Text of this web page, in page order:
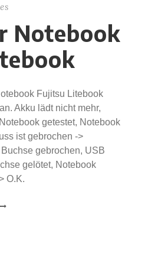
Notebook
Fujitsu Litebook
Akku lädt nicht mehr,
getestet, Notebook
ist gebrochen ->
gebrochen, USB
gelötet, Notebook
O.K.